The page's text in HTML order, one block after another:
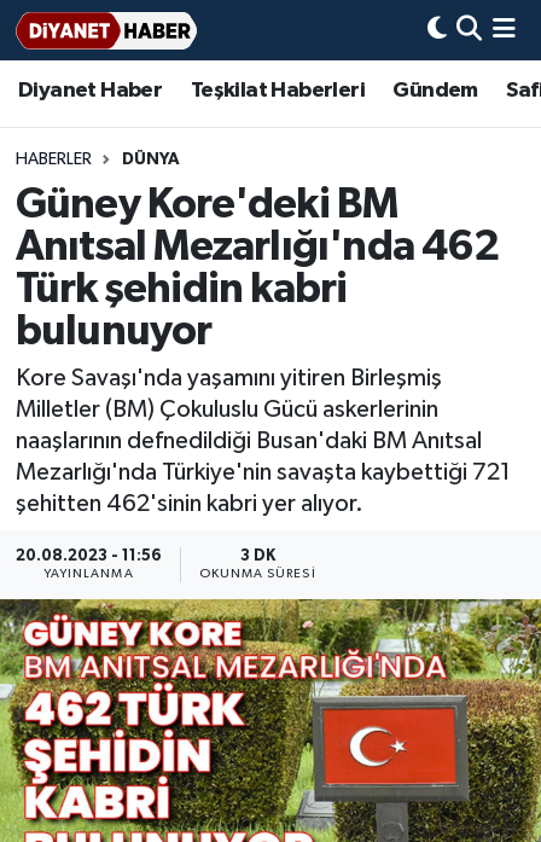
Diyanet Haber Teşkilat Haberleri Gündem
HABERLER DÜNYA
Güney Kore'deki BM
Anıtsal Mezarlığı'nda 462
Türk şehidin kabri
bulunuyor
Kore Savaşı'nda yaşamını yitiren Birleşmiş
Milletler (BM) Çokuluslu Gücü askerlerinin
naaşlarının defnedildiği Busan'daki BM Anıtsal
Mezarlığı'nda Türkiye'nin savaşta kaybettiği 721
şehitten 462'sinin kabri yer alıyor.
20.08.2023 - 11:56
YAYINLANMA
3 DK
OKUNMA SÜRESI
Diyanet Haber
Teşkilat Haberleri
Adana Müftülüğü
Adıyaman Müftülüğü
Afyonkarahisar Müftülüğü
Ağrı Müftülüğü
Aksaray Müftülüğü
Amasya Müftülüğü
Ankara Müftülüğü
Ardahan Müftülüğü
Artvin Müftülüğü
Aydın Müftülüğü
Balıkesir Müftülüğü
Bartın Müftülüğü
Gündem
#Keşfet
Bir Ayet
Bir Hikaye
Biyografiler
Dini kavramlar
Diyanet Bilgi
Diyanet Takvimi
Dualar
Kudüs
Kurban
Mukabele
Peygamberimizin Hayatı
Ramazan
Basında Bugün
DİYANET eKİTAP
Diyanet Dergi
Aile Dergisi
Aylık Dergi
Hutbeler
DİYANET AKADEMİ
DİYANET GENÇLİK
DİYANET RADYO/TV
DEPREM
İmam Hatip Okulları
Başmakale
Hadis-i Şerifler
Hayat Okumaları
Nöbetçi Eczaneler
Hava Durumu
Ankara Namaz Vakitleri
Trafik Durumu
Süper Lig Puan Durumu ve Fikstür
Tüm Manşetler
Son Dakika Haberleri